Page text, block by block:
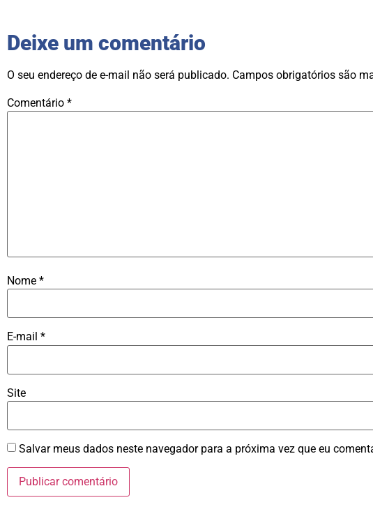
Deixe um comentário
O seu endereço de e-mail não será publicado. Campos obrigatórios são
Comentário *
Nome *
E-mail *
Site
Salvar meus dados neste navegador para a próxima vez que eu